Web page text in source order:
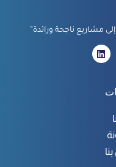
مشاريع ناجحة ورائدة”